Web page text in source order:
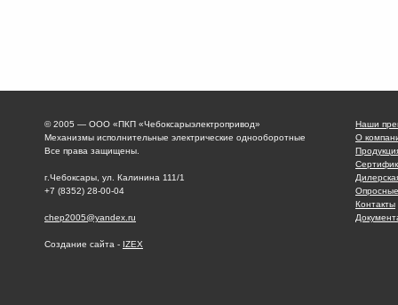
© 2005 — ООО «ПКП «Чебоксарыэлектропривод»
Механизмы исполнительные электрические однооборотные
Все права защищены.
г.Чебоксары, ул. Калинина 111/1
+7 (8352) 28-00-04
chep2005@yandex.ru
Создание сайта - IZEX
Наши
О
Контакты